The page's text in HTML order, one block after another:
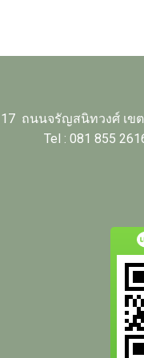
ถนนจรัญสนิทวงศ์ เขต
Tel : 081 855